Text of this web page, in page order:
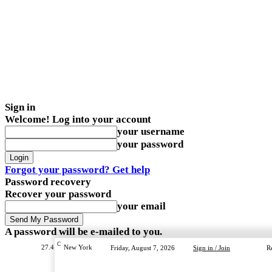
Sign in
Welcome! Log into your account
your username
your password
Forgot your password? Get help
Password recovery
Recover your password
your email
A password will be e-mailed to you.
27.4 C New York Friday, August 7, 2026 Sign in / Join